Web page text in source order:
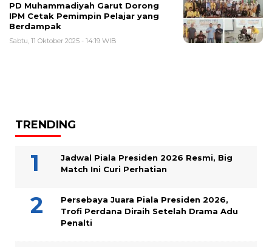
PD Muhammadiyah Garut Dorong
IPM Cetak Pemimpin Pelajar yang
Berdampak
Sabtu, 11 Oktober 2025 - 14:19 WIB
TRENDING
Jadwal Piala Presiden 2026 Resmi, Big
Match Ini Curi Perhatian
Persebaya Juara Piala Presiden 2026,
Trofi Perdana Diraih Setelah Drama Adu
Penalti